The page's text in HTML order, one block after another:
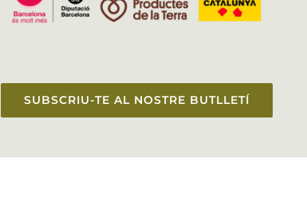
SUBSCRIU-TE AL NOSTRE BUTLLETÍ